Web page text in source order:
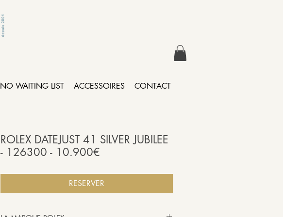
ROLEX DATEJUST 41 SILVER JUBILEE
- 126300 - 10.900€
RESERVER
NO WAITING LIST ACCESSOIRES CONTACT